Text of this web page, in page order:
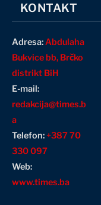
KONTAKT
Adresa:Abdulaha
Bukvice bb, Brčko
distrikt BiH
E-mail:
redakcija@times.b
a
Telefon:+387 70
330 097
Web:
www.times.ba